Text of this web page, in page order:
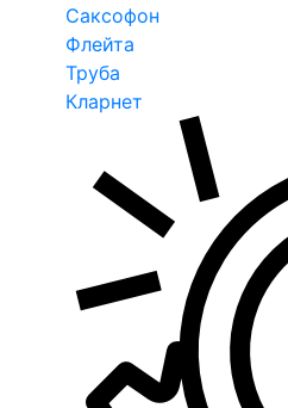
Саксофон
Флейта
Труба
Кларнет